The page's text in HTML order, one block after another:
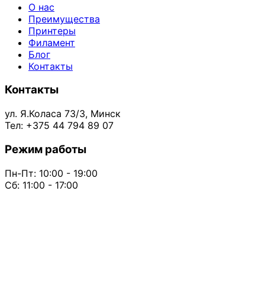
О нас
Преимущества
Принтеры
Филамент
Блог
Контакты
Контакты
ул. Я.Коласа 73/3, Минск
Тел: +375 44 794 89 07
Режим работы
Пн-Пт: 10:00 - 19:00
Сб: 11:00 - 17:00